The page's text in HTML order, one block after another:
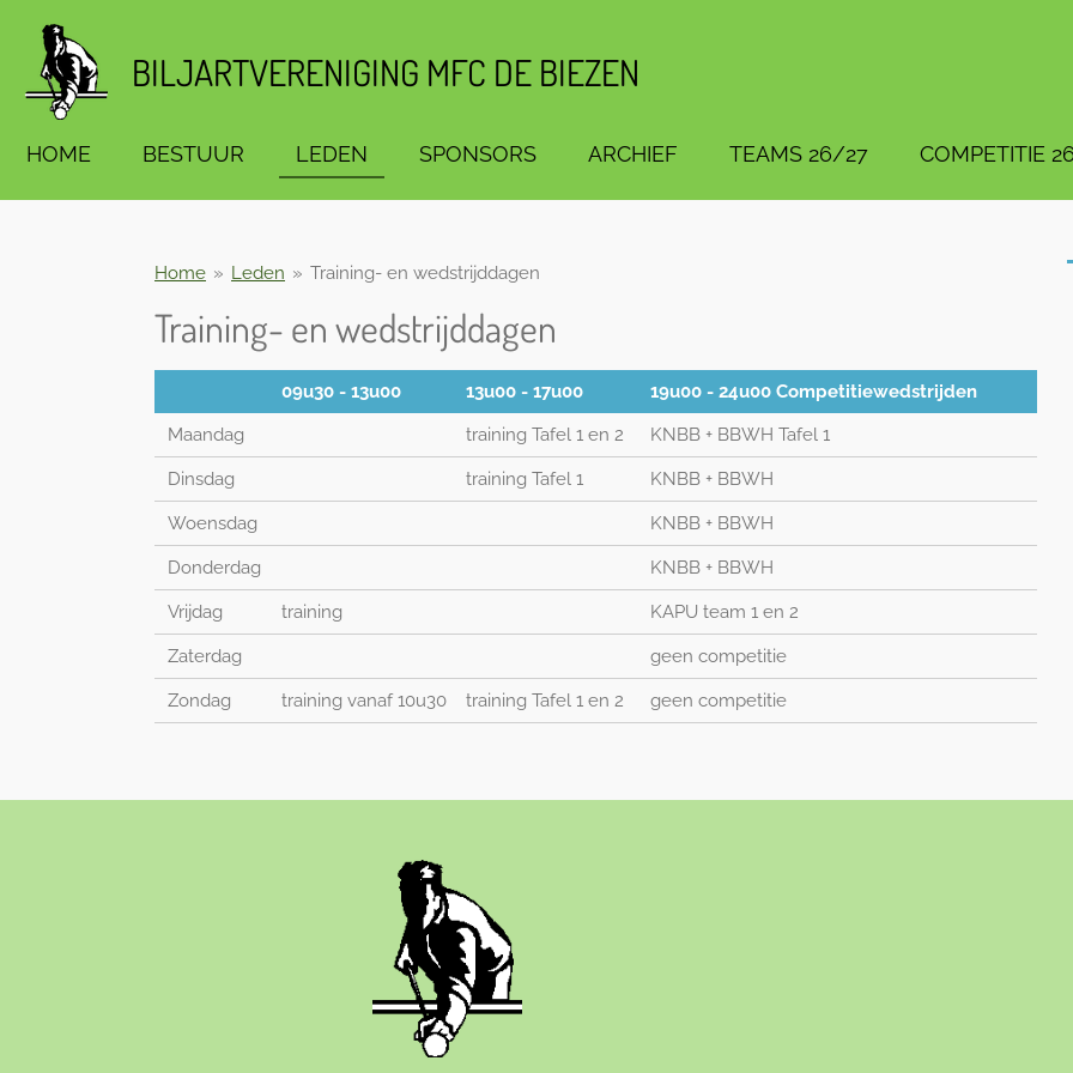
direct
naar
de
BILJARTVERENIGING MFC DE BIEZEN
HOME BESTUUR LEDEN SPONSORS ARCHIEF TEAMS 26/27 COMPETITIE
Home » Leden » Training- en wedstrijddagen
Training- en wedstrijddagen
09u30 - 13u00 13u00 - 17u00
19u00 - 24u00 Competitiewedstrijden
Maandag
training Tafel 1 en 2 KNBB + BBWH Tafel 1
Dinsdag training Tafel 1 KNBB + BBWH
Woensdag KNBB + BBWH
Donderdag KNBB + BBWH
Vrijdag training KAPU team 1 en 2
Zaterdag geen competitie
Zondag training vanaf 10u30 training Tafel 1 en 2 geen competitie